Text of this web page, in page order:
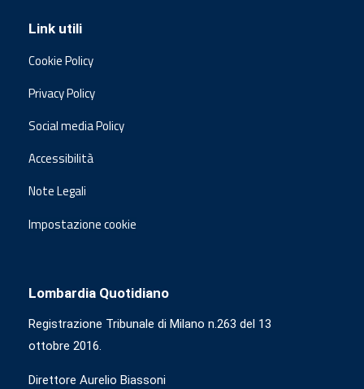
Link utili
Cookie Policy
Privacy Policy
Social media Policy
Accessibilità
Note Legali
Impostazione cookie
Lombardia Quotidiano
Registrazione Tribunale di Milano n.263 del 13
ottobre 2016.
Direttore Aurelio Biassoni